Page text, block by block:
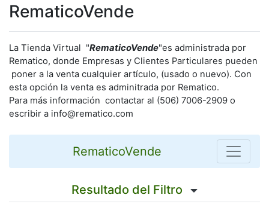
RematicoVende
La Tienda Virtual "RematicoVende"es administrada por
Rematico, donde Empresas y Clientes Particulares pueden
poner a la venta cualquier artículo, (usado o nuevo). Con
esta opción la venta es adminitrada por Rematico.
Para más información contactar al (506) 7006-2909 o
escribir a info@rematico.com
RematicoVende
Resultado del Filtro